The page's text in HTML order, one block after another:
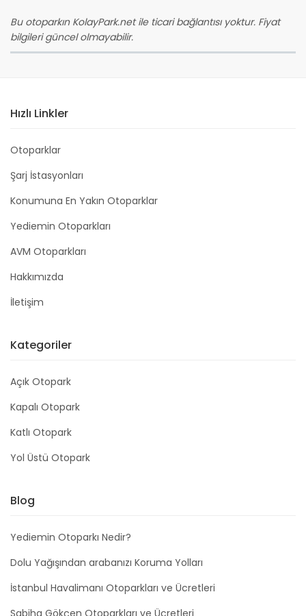
Bu otoparkın KolayPark.net ile ticari bağlantısı yoktur. Fiyat
bilgileri güncel olmayabilir.
Hızlı Linkler
Otoparklar
Şarj İstasyonları
Konumuna En Yakın Otoparklar
Yediemin Otoparkları
AVM Otoparkları
Hakkımızda
İletişim
Kategoriler
Açık Otopark
Kapalı Otopark
Katlı Otopark
Yol Üstü Otopark
Blog
Yediemin Otoparkı Nedir?
Dolu Yağışından arabanızı Koruma Yolları
İstanbul Havalimanı Otoparkları ve Ücretleri